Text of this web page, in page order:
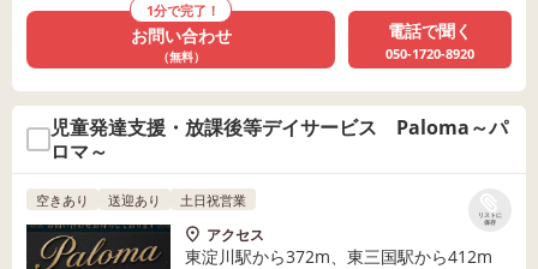
1分で完了！
お問い合わせ
（無料）
電話で聞く
050-1720-8920
児童発達支援・放課後等デイサービス Paloma～パ
ロマ～
リストに
保存
空きあり 送迎あり 土日祝営業
アクセス
東淀川駅から372m、東三国駅から412m